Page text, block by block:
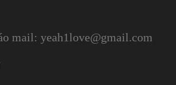
mail: yeah1love@gmail.com